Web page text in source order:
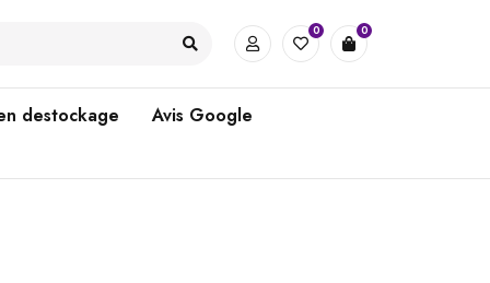
0 0
destockage Avis Google